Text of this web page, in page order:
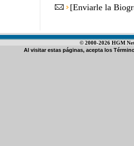
[Enviarle la
© 2000-2026 HGM
Al visitar estas páginas, acepta los